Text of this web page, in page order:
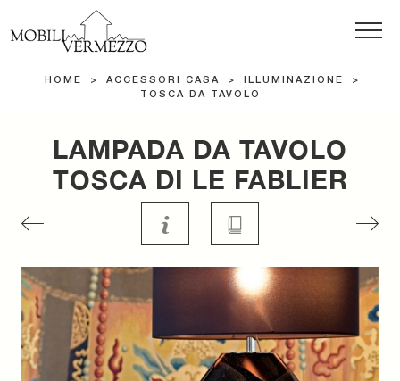
HOME > ACCESSORI CASA > ILLUMINAZIONE
>
TOSCA DA TAVOLO
LAMPADA DA TAVOLO
TOSCA DI LE FABLIER